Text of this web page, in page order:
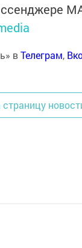
вТелеграм,
страницу